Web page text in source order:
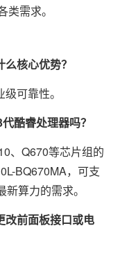
需求。
核心优势？
可靠性。
酷睿处理器吗？
、Q670等芯片组的
BQ670MA，可支
算力的需求。
改前面板接口或电